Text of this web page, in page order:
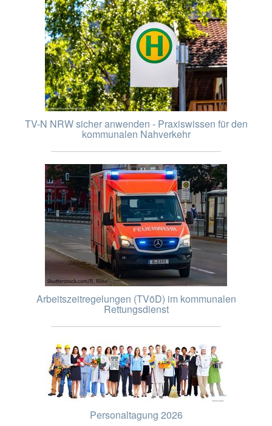
TV-N NRW sicher anwenden - Praxiswissen für den
kommunalen Nahverkehr
Arbeitszeitregelungen (TVöD) im kommunalen
Rettungsdienst
Personaltagung 2026